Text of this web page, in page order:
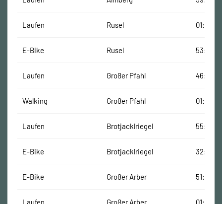
Laufen Rusel
E-Bike Rusel 53:07
Laufen Großer Pfahl 46:40
Walking Großer Pfahl
Laufen Brotjacklriegel 55:15
E-Bike Brotjacklriegel 32:23
E-Bike Großer Arber 51:05
Laufen Großer Arber